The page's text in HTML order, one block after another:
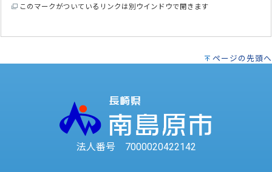
このマークがついているリンクは別ウインドウで開きます
ページの先頭へ
法人番号 7000020422142